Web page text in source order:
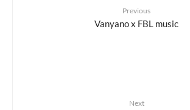
Previous
Vanyano x FBL music
Next